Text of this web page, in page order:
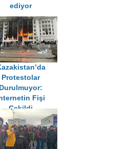
ediyor
Protestolar
Durulmuyor:
Fişi
Çekildi